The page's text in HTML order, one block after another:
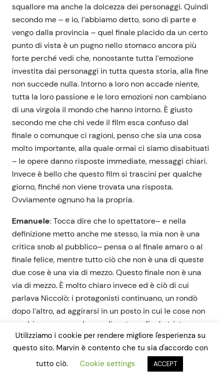
squallore ma anche la dolcezza dei personaggi. Quindi
secondo me – e io, l’abbiamo detto, sono di parte e
vengo dalla provincia – quel finale placido da un certo
punto di vista è un pugno nello stomaco ancora più
forte perché vedi che, nonostante tutta l’emozione
investita dai personaggi in tutta questa storia, alla fine
non succede nulla. Intorno a loro non accade niente,
tutta la loro passione e le loro emozioni non cambiano
di una virgola il mondo che hanno intorno. È giusto
secondo me che chi vede il film esca confuso dal
finale o comunque ci ragioni, penso che sia una cosa
molto importante, alla quale ormai ci siamo disabituati
– le opere danno risposte immediate, messaggi chiari.
Invece è bello che questo film si trascini per qualche
giorno, finché non viene trovata una risposta.
Ovviamente ognuno ha la propria.
Emanuele: Tocca dire che lo spettatore– e nella
definizione metto anche me stesso, la mia non è una
critica snob al pubblico– pensa o al finale amaro o al
finale felice, mentre tutto ciò che non è una di queste
due cose è una via di mezzo. Questo finale non è una
via di mezzo. È molto chiaro invece ed è ciò di cui
parlava Niccolò: i protagonisti continuano, un rondò
dopo l’altro, ad aggirarsi in un posto in cui le cose non
cambiano e, secondo me, diventa un finale triste
proprio perché non porta da nessuna parte, perché è
coerente con la realtà che si vive a Grosseto o in
qualunque altra provincia. Secondo me il finale è
questo: sottolineare questa fatica, che quando realizzi
Utilizziamo i cookie per rendere migliore l'esperienza su
questo sito. Marvin è contento che tu sia d'accordo con
tutto ciò.
Cookie settings ACCEPT